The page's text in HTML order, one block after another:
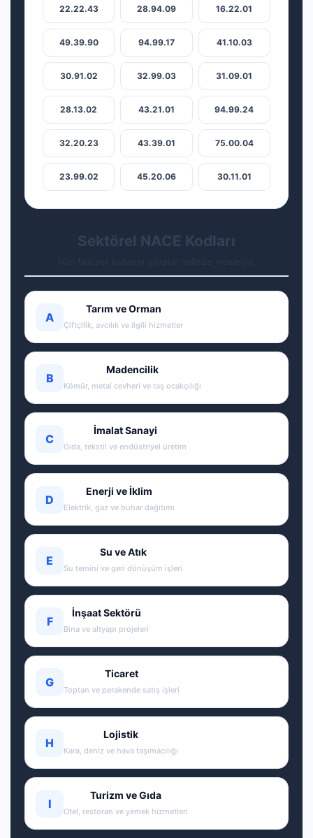
22.22.43 28.94.09 16.22.01
49.39.90 94.99.17 41.10.03
30.91.02 32.99.03 31.09.01
28.13.02 43.21.01 94.99.24
32.20.23 43.39.01 75.00.04
23.99.02 45.20.06 30.11.01
Sektörel NACE Kodları
A
Tarım ve Orman
Çiftçilik, avcılık ve ilgili hizmetler
B
Madencilik
Kömür, metal cevheri ve taş ocakçılığı
C
İmalat Sanayi
Gıda, tekstil ve endüstriyel üretim
D
Enerji ve İklim
Elektrik, gaz ve buhar dağıtımı
E
Su ve Atık
Su temini ve geri dönüşüm işleri
F
İnşaat Sektörü
Bina ve altyapı projeleri
G
Ticaret
Toptan ve perakende satış işleri
H
Lojistik
Kara, deniz ve hava taşımacılığı
I
Turizm ve Gıda
Otel, restoran ve yemek hizmetleri